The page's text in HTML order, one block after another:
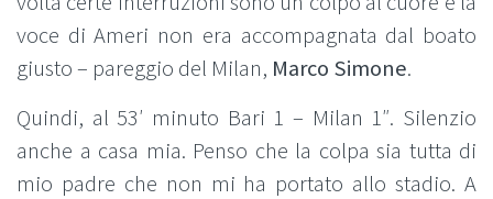
voce di Ameri non era accompagnata dal boato
giusto – pareggio del Milan, Marco Simone.
Quindi, al 53′ minuto Bari 1 – Milan 1″. Silenzio
anche a casa mia. Penso che la colpa sia tutta di
mio padre che non mi ha portato allo stadio. A